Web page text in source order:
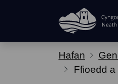
Hafan
Ffioedd